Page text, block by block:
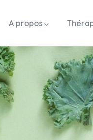
A propos